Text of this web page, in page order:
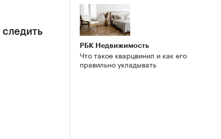
РБК Недвижимость
Что такое кварцвинил и как его
правильно укладывать